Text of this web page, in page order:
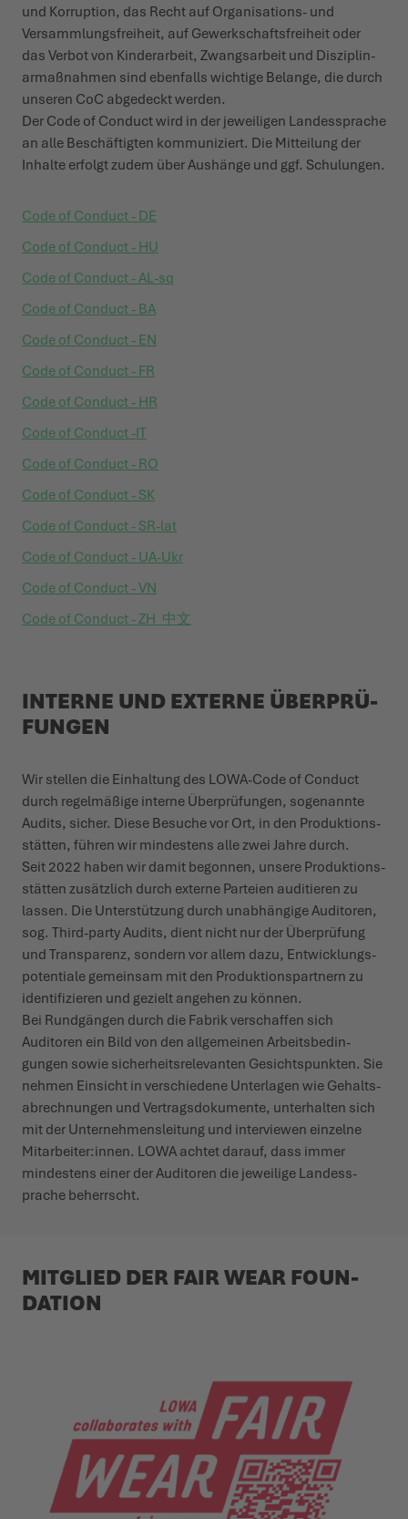
und Korruption, das Recht auf Organ­i­sations- und
Versamm­lungs­­freiheit, auf Gewerk­schafts­­freiheit oder
das Verbot von Kinder­­­arbeit, Zwang­s­arbeit und Diszip­­lin­
ar­maß­­nahmen sind ebenfalls wichtige Belange, die durch
unseren CoC abgedeckt werden.
Der Code of Conduct wird in der jeweiligen Landes­­s­­prache
an alle Beschäf­tigten kommu­n­iziert. Die Mitteilung der
Inhalte erfolgt zudem über Aushänge und ggf. Schu­­lungen.
Code of Conduct - DE
Code of Conduct - HU
Code of Conduct - AL-sq
Code of Conduct - BA
Code of Conduct - EN
Code of Conduct - FR
Code of Conduct - HR
Code of Conduct -IT
Code of Conduct - RO
Code of Conduct - SK
Code of Conduct - SR-lat
Code of Conduct - UA-Ukr
Code of Conduct - VN
Code of Conduct - ZH_中文
INTERNE UND EXTERNE ÜBER­PRÜ­
FUNGEN
Wir stellen die Einhaltung des LOWA-Code of Conduct
durch regel­­­mäßige interne Über­­­­prü­­­fungen, soge­­nannte
Audits, sicher­. Diese Besuche vor Ort, in den Produk­ti­ons­
s­tätten, führen wir mindestens alle zwei Jahre durch.
Seit 2022 haben wir damit begonnen, unsere Produk­ti­ons­
s­tätten zusätzlich durch externe Parteien audi­tieren zu
lassen. Die Unter­­stützung durch unab­hängige Auditoren,
sog. Third-party Audits, dient nicht nur der Über­­­prüfung
und Trans­parenz, sondern vor allem dazu, Entwick­lung­s­
po­tentiale gemeinsam mit den Produk­ti­o­n­s­partnern zu
iden­ti­­fi­zieren und gezielt angehen zu können.
Bei Rund­gängen durch die Fabri­k verschaffen sich
Auditoren ein Bild von den allge­­meinen Arbeit­s­­be­d­in­­­
gungen sowie sich­er­­heit­s­re­le­vanten Gesicht­s­­punkten. Sie
nehmen Einsicht in verschiedene Unterlagen wie Gehal­t­s­­
ab­rech­­nungen und Vertrag­s­­­do­­kumente, unter­­halten sich
mit der Unter­­­ne­h­­­mens­leitung und inter­viewen einzelne
Mita­r­­beiter:innen. LOWA achtet darauf, dass immer
mindestens einer der Auditoren die jeweilige Landes­­s­­
prache beherrscht.
MITGLIED DER FAIR WEAR FOUN­
DATION